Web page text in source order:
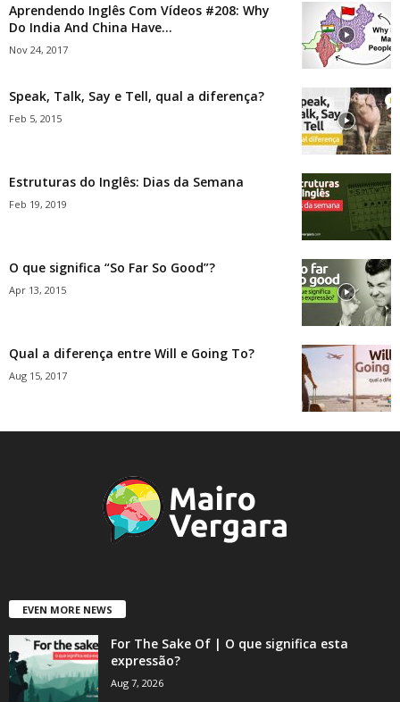
Aprendendo Inglês Com Vídeos #208: Why
Do India And China Have...
Nov 24, 2017
Speak, Talk, Say e Tell, qual a diferença?
Feb 5, 2015
Estruturas do Inglês: Dias da Semana
Feb 19, 2019
O que significa “So Far So Good”?
Apr 13, 2015
Qual a diferença entre Will e Going To?
Aug 15, 2017
EVEN MORE NEWS
For The Sake Of | O que significa esta
expressão?
Aug 7, 2026